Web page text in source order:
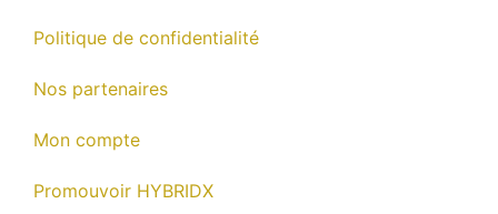
Politique de confidentialité
Nos partenaires
Mon compte
Promouvoir HYBRIDX